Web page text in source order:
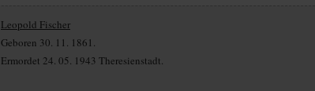
Leopold Fischer
Geboren 30. 11. 1861.
Ermordet 24. 05. 1943 Theresienstadt.